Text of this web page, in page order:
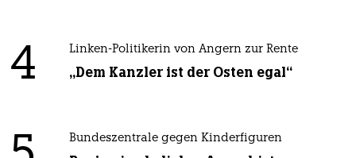
4 Linken-Politikerin von Angern zur Rente
„Dem Kanzler ist der Osten egal“
Bundeszentrale gegen Kinderfiguren